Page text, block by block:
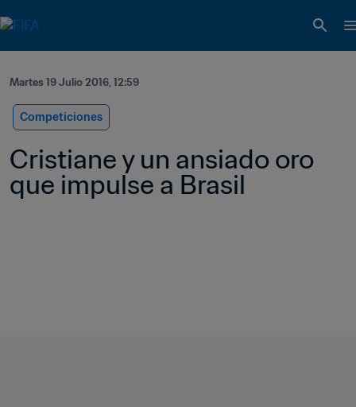
Martes 19 Julio 2016, 12:59
Competiciones
Cristiane y un ansiado oro
que impulse a Brasil